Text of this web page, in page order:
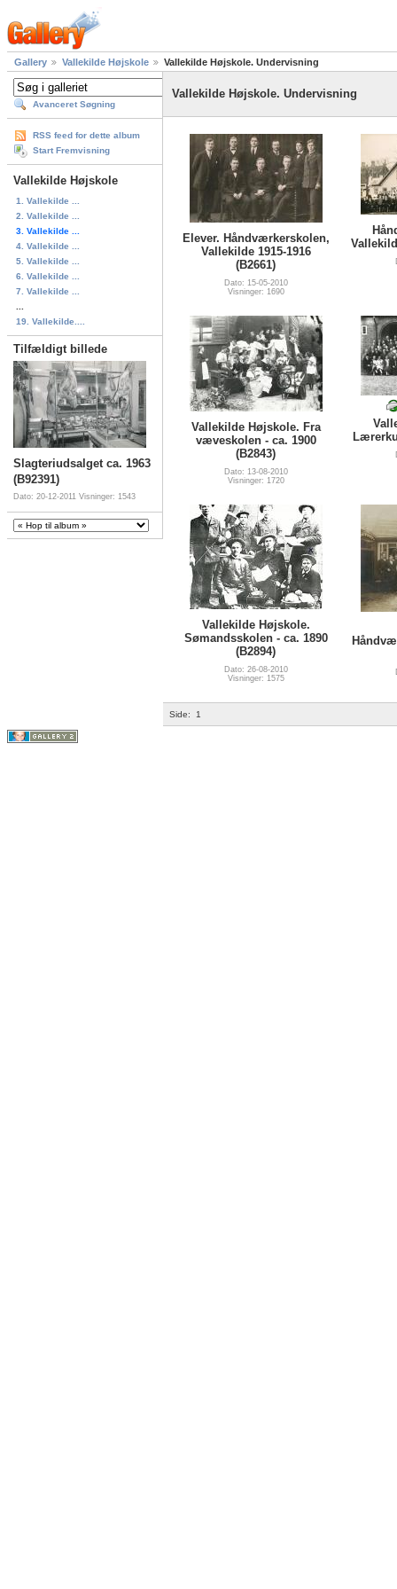
Gallery Vallekilde Højskole Vallekilde Højskole. Undervisning
Avanceret Søgning
RSS feed for dette album
Start Fremvisning
Vallekilde Højskole
1. Vallekilde ...
2. Vallekilde ...
3. Vallekilde ...
4. Vallekilde ...
5. Vallekilde ...
6. Vallekilde ...
7. Vallekilde ...
19. Vallekilde....
Tilfældigt billede
Slagteriudsalget ca. 1963
(B92391)
Dato: 20-12-2011 Visninger: 1543
Vallekilde Højskole. Undervisning
Elever. Håndværkerskolen,
Vallekilde 1915-1916
(B2661)
Dato: 15-05-2010
Visninger: 1690
Vallekilde Højskole. Fra
væveskolen - ca. 1900
(B2843)
Dato: 13-08-2010
Visninger: 1720
Vallekilde Højskole.
Sømandsskolen - ca. 1890
(B2894)
Dato: 26-08-2010
Visninger: 1575
Side: 1